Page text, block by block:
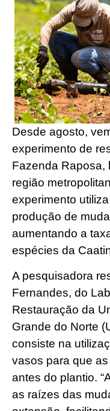
Desde agosto,
experimento de
Fazenda Raposa,
região
experimento
produção de
aumentando a
espécies da
A pesquisadora
Fernandes, do
Restauração da
Grande do Norte
consiste na
vasos para que
antes do plantio.
as raízes das